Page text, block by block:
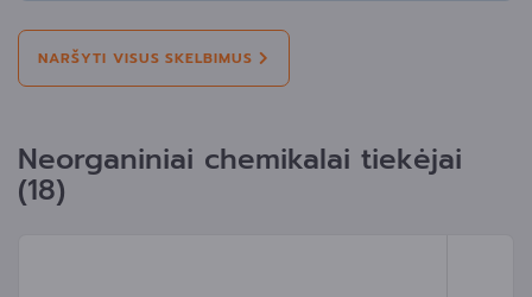
NARŠYTI VISUS SKELBIMUS
Neorganiniai chemikalai tiekėjai
(18)